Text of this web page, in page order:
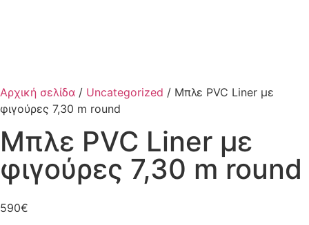
Αρχική σελίδα / Uncategorized / Μπλε PVC Liner με
φιγούρες 7,30 m round
Μπλε PVC Liner με
φιγούρες 7,30 m round
590€